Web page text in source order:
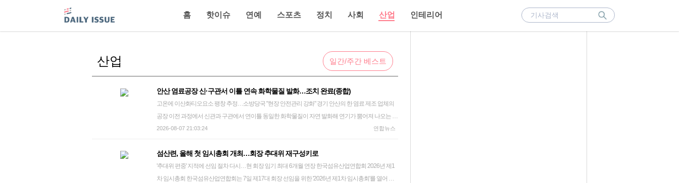
홈 핫이슈 연예 스포츠 정치 사회 산업 인테리어
산업 일간/주간 베스트
안산 염료공장 신·구관서 이틀 연속 화학물질 발화…조치 완료(종합)
고온에 이산화티오요소 팽창 추정…소방당국 "현장 안전관리 강화" 경기 안산의 한 염료 제조 업체의
공장 이전 과정에서 신관과 구관에서 연이틀 동일한 화학물질이 자연 발화해 연기가 뿜어져 나오는 사
고가 잇따라 발생했다. 소방당국은 전날 신관에 이어 이날 구관에서도 수 시간에 걸쳐 안전 조치를 진
당국에 따르면 이날 오전 7시 44분께 안산시 단원구 성곡동의 해당 염료 제조 공장 구관(3층 건물)에서
"건물 외부에서 연기가 보인다"는 신고가 접수됐다. 소방당국은 무인파괴방수차를 비롯한 장비 21대
와 화학구조대 포함 인력 55명을 동원해 대응에 나섰다. 연기를 유발한 물질은 티셔츠 날염(프린팅) 등
2026-08-07 21:03:24 연합뉴스
섬산련, 올해 첫 임시총회 개최…회장 추대위 재구성키로
'추대위 편중' 지적에 선임 절차 다시…현 회장 임기 최대 6개월 연장 한국섬유산업연합회 2026년 제1
차 임시총회 한국섬유산업연합회는 7일 제17대 회장 선임을 위한 '2026년 제1차 임시총회'를 열어 차